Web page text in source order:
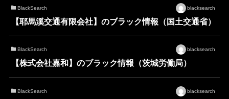
BlackSearch blacksearch
【耶馬溪交通有限会社】のブラック情報（国土交通省）
BlackSearch blacksearch
【株式会社嘉和】のブラック情報（茨城労働局）
BlackSearch blacksearch